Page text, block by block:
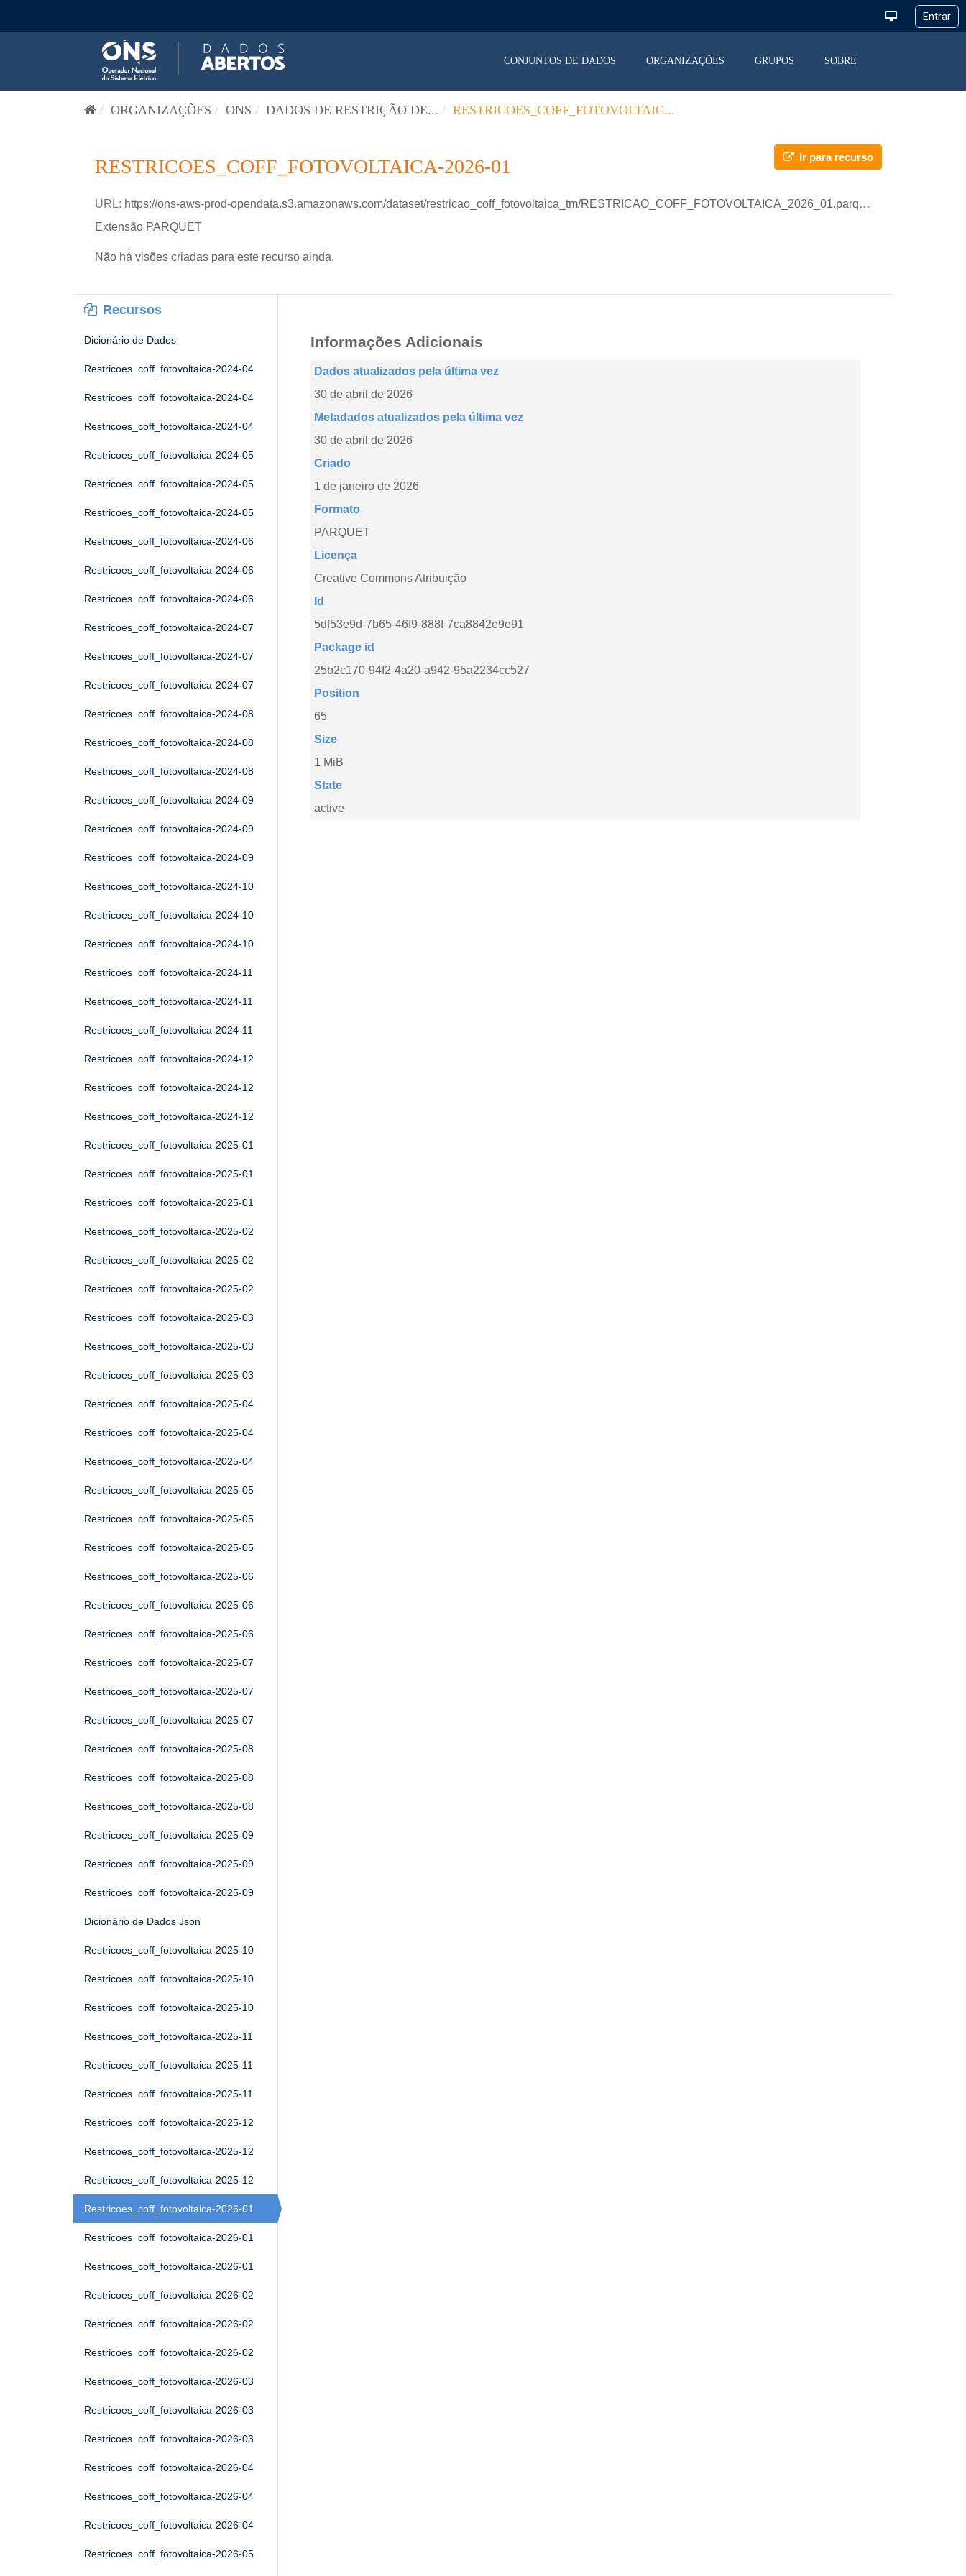
CONJUNTOS DE DADOS ORGANIZAÇÕES GRUPOS SOBRE
ORGANIZAÇÕES ONS DADOS DE RESTRIÇÃO DE... RESTRICOES_COFF_FOTOVOLTAIC...
Ir para recurso
RESTRICOES_COFF_FOTOVOLTAICA-2026-01
URL: https://ons-aws-prod-opendata.s3.amazonaws.com/dataset/restricao_coff_fotovoltaica_tm/RESTRICAO_COFF_FOTOVOLTAICA_2026_01.parquet
Extensão PARQUET
Não há visões criadas para este recurso ainda.
Recursos
Dicionário de Dados
Restricoes_coff_fotovoltaica-2024-04
Restricoes_coff_fotovoltaica-2024-04
Restricoes_coff_fotovoltaica-2024-04
Restricoes_coff_fotovoltaica-2024-05
Restricoes_coff_fotovoltaica-2024-05
Restricoes_coff_fotovoltaica-2024-05
Restricoes_coff_fotovoltaica-2024-06
Restricoes_coff_fotovoltaica-2024-06
Restricoes_coff_fotovoltaica-2024-06
Restricoes_coff_fotovoltaica-2024-07
Restricoes_coff_fotovoltaica-2024-07
Restricoes_coff_fotovoltaica-2024-07
Restricoes_coff_fotovoltaica-2024-08
Restricoes_coff_fotovoltaica-2024-08
Restricoes_coff_fotovoltaica-2024-08
Restricoes_coff_fotovoltaica-2024-09
Restricoes_coff_fotovoltaica-2024-09
Restricoes_coff_fotovoltaica-2024-09
Restricoes_coff_fotovoltaica-2024-10
Restricoes_coff_fotovoltaica-2024-10
Restricoes_coff_fotovoltaica-2024-10
Restricoes_coff_fotovoltaica-2024-11
Restricoes_coff_fotovoltaica-2024-11
Restricoes_coff_fotovoltaica-2024-11
Restricoes_coff_fotovoltaica-2024-12
Restricoes_coff_fotovoltaica-2024-12
Restricoes_coff_fotovoltaica-2024-12
Restricoes_coff_fotovoltaica-2025-01
Restricoes_coff_fotovoltaica-2025-01
Restricoes_coff_fotovoltaica-2025-01
Restricoes_coff_fotovoltaica-2025-02
Restricoes_coff_fotovoltaica-2025-02
Restricoes_coff_fotovoltaica-2025-02
Restricoes_coff_fotovoltaica-2025-03
Restricoes_coff_fotovoltaica-2025-03
Restricoes_coff_fotovoltaica-2025-03
Restricoes_coff_fotovoltaica-2025-04
Restricoes_coff_fotovoltaica-2025-04
Restricoes_coff_fotovoltaica-2025-04
Restricoes_coff_fotovoltaica-2025-05
Restricoes_coff_fotovoltaica-2025-05
Restricoes_coff_fotovoltaica-2025-05
Restricoes_coff_fotovoltaica-2025-06
Restricoes_coff_fotovoltaica-2025-06
Restricoes_coff_fotovoltaica-2025-06
Restricoes_coff_fotovoltaica-2025-07
Restricoes_coff_fotovoltaica-2025-07
Restricoes_coff_fotovoltaica-2025-07
Restricoes_coff_fotovoltaica-2025-08
Restricoes_coff_fotovoltaica-2025-08
Restricoes_coff_fotovoltaica-2025-08
Restricoes_coff_fotovoltaica-2025-09
Restricoes_coff_fotovoltaica-2025-09
Restricoes_coff_fotovoltaica-2025-09
Dicionário de Dados Json
Restricoes_coff_fotovoltaica-2025-10
Restricoes_coff_fotovoltaica-2025-10
Restricoes_coff_fotovoltaica-2025-10
Restricoes_coff_fotovoltaica-2025-11
Restricoes_coff_fotovoltaica-2025-11
Restricoes_coff_fotovoltaica-2025-11
Restricoes_coff_fotovoltaica-2025-12
Restricoes_coff_fotovoltaica-2025-12
Restricoes_coff_fotovoltaica-2025-12
Restricoes_coff_fotovoltaica-2026-01
Restricoes_coff_fotovoltaica-2026-01
Restricoes_coff_fotovoltaica-2026-01
Restricoes_coff_fotovoltaica-2026-02
Restricoes_coff_fotovoltaica-2026-02
Restricoes_coff_fotovoltaica-2026-02
Restricoes_coff_fotovoltaica-2026-03
Restricoes_coff_fotovoltaica-2026-03
Restricoes_coff_fotovoltaica-2026-03
Restricoes_coff_fotovoltaica-2026-04
Restricoes_coff_fotovoltaica-2026-04
Restricoes_coff_fotovoltaica-2026-04
Restricoes_coff_fotovoltaica-2026-05
Informações Adicionais
Dados atualizados pela última vez
30 de abril de 2026
Metadados atualizados pela última vez
30 de abril de 2026
Criado
1 de janeiro de 2026
Formato
PARQUET
Licença
Creative Commons Atribuição
Id
5df53e9d-7b65-46f9-888f-7ca8842e9e91
Package id
25b2c170-94f2-4a20-a942-95a2234cc527
Position
65
Size
1 MiB
State
active